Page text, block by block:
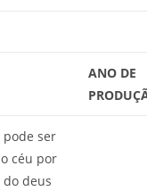
ANO DE
pode ser
céu por
deus